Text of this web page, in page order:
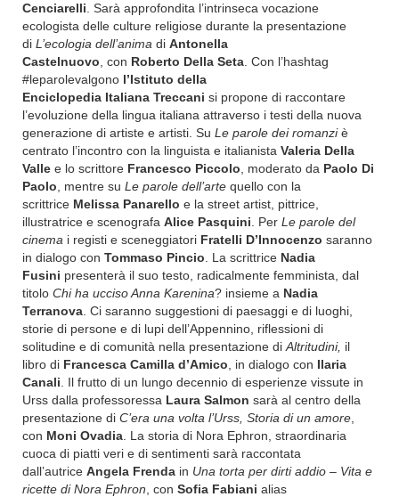
Cenciarelli Sarà approfondita l’intrinseca vocazione
ecologista delle culture religiose durante la presentazione
di L’ecologia dell’anima di Antonella
Castelnuovo con Roberto Della Seta Con l’hashtag
#leparolevalgono l’Istituto della
Enciclopedia Italiana Treccani si propone di raccontare
l’evoluzione della lingua italiana attraverso i testi della nuova
generazione di artiste e artisti. Su Le parole dei romanziè
centrato l’incontro con la linguista e italianista Valeria Della
Valle e lo scrittore Francesco Piccolo , moderato da Paolo Di
Paolo , mentre su Le parole dell’arte quello con la
scrittrice Melissa Panarello e la street artist, pittrice,
illustratrice e scenografa Alice Pasquini . Per Le parole del
cinema i registi e sceneggiatori Fratelli D’Innocenzo saranno
in dialogo con Tommaso Pincio . La scrittrice Nadia
Fusini presenterà il suo testo, radicalmente femminista, dal
titolo Chi ha ucciso Anna Karenina? insieme a Nadia
Terranova Ci saranno suggestioni di paesaggi e di luoghi,
storie di persone e di lupi dell’Appennino, riflessioni di
solitudine e di comunità nella presentazione di Altritudini, il
libro di Francesca Camilla d’Amico , in dialogo con Ilaria
Canali . Il frutto di un lungo decennio di esperienze vissute in
Urss dalla professoressa Laura Salmon sarà al centro della
presentazione di C’era una volta l’Urss, Storia di un amore
con Moni Ovadia La storia di Nora Ephron, straordinaria
cuoca di piatti veri e di sentimenti sarà raccontata
dall’autrice Angela Frenda in Una torta per dirti addio – Vita e
ricette di Nora Ephron , con Sofia Fabiani alias